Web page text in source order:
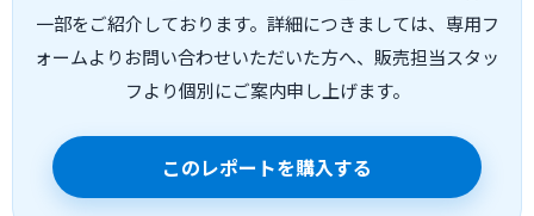
一部をご紹介しております。詳細につきましては、専用フ
ォームよりお問い合わせいただいた方へ、販売担当スタッ
フより個別にご案内申し上げます。
このレポートを購入する